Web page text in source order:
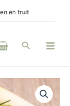
en fruit
Zoeken